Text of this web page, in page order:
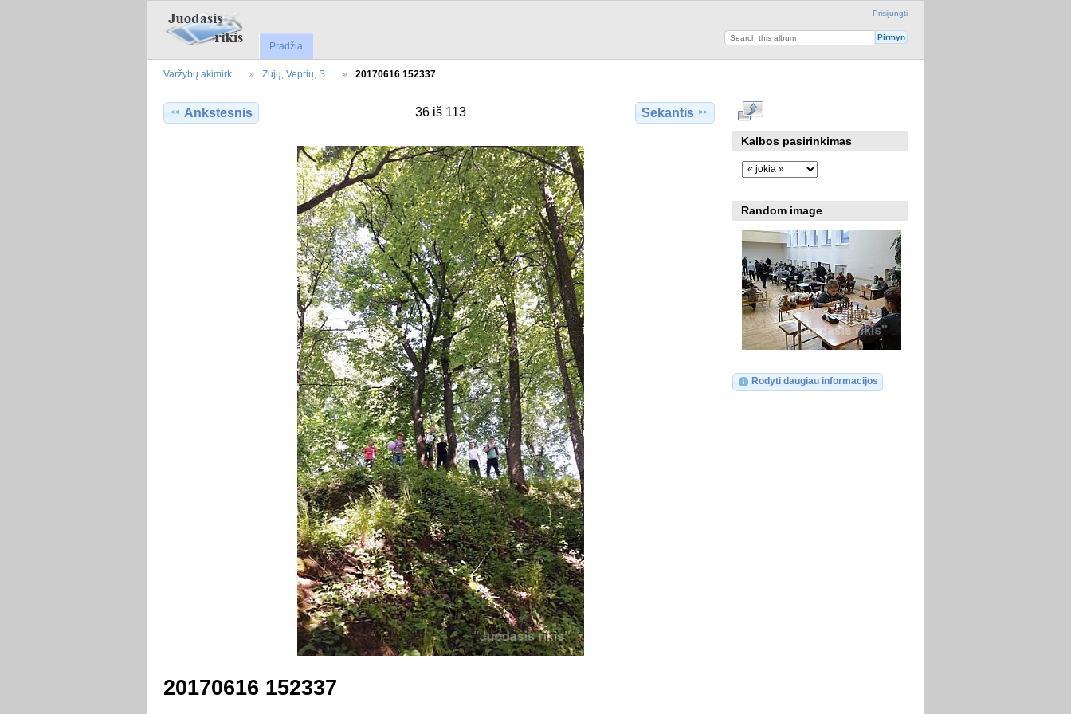
Prisijungti
Pradžia
Varžybų akimirk… Zujų, Veprių, S… 20170616 152337
Ankstesnis 36 iš 113 Sekantis
20170616 152337
Kalbos pasirinkimas
Random image
Rodyti daugiau informacijos